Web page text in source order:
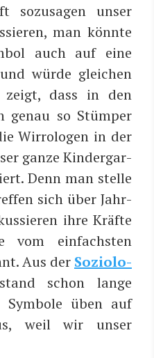
sozu­sa­gen unser
man könn­te
auch auf eine
wür­de glei­chen
zeigt, dass in den
genau so Stüm­per
Wir­ro­lo­gen in der
gan­ze Kin­der­gar­
Denn man stel­le
sich über Jahr­
ihre Kräf­te
vom ein­fachs­ten
Aus der Sozio­lo­
schon lan­ge
Sym­bo­le üben auf
weil wir unser